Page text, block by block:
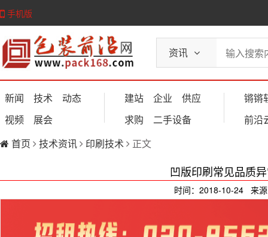
手机版
资讯
新闻 技术
动态
视频
展会
建站 企业
供应
求购
二手设备
锵锵
前沿
首页
技术资讯 印刷技术 正文
凹版印刷常见品质
时间：2018-10-24 来